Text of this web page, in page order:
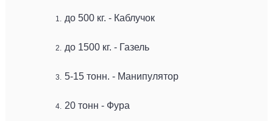
до 500 кг. - Каблучок
до 1500 кг. - Газель
5-15 тонн. - Манипулятор
20 тонн - Фура